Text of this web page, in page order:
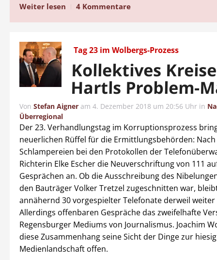
Weiter lesen 4 Kommentare
Tag 23 im Wolbergs-Prozess
Kollektives
Hartls Problem-
Von Stefan Aigner am 4. Dezember 2018 um 20:56 Uhr in
Überregional
Der 23. Verhandlungstag im Korruptionsprozess
neuerlichen Rüffel für die Ermittlungsbehörden:
Schlampereien bei den Protokollen der
Richterin Elke Escher die Neuverschriftung von 111
Gesprächen an. Ob die Ausschreibung des
den Bauträger Volker Tretzel zugeschnitten war,
annähernd 30 vorgespielter Telefonate derweil weiter
Allerdings offenbaren Gespräche das zweifelhafte
Regensburger Mediums von Journalismus. Joachim
diese Zusammenhang seine Sicht der Dinge zur
Medienlandschaft offen.